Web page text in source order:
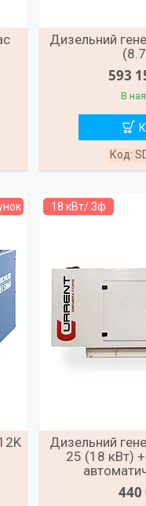
Дизельний
593
В
18 кВт/ 3ф
Дизельний
25 (18 кВт) +
440